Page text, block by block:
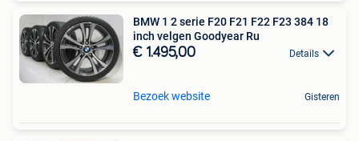
BMW 1 2 serie F20 F21 F22 F23 384 18
inch velgen Goodyear Ru
€ 1.495,00 Details
Bezoek website Gisteren